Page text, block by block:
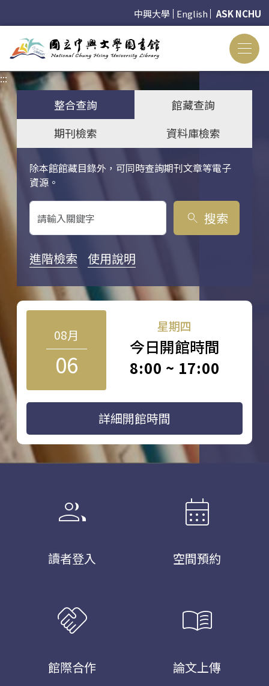
中興大學 English ASK NCHU
:::
整合查詢
館藏查詢
期刊檢索
資料庫檢索
除本館館藏目錄外，可同時查詢期刊文章等電子
資源。
關鍵字搜尋
search 搜索
進階檢索 使用說明
08月
06
星期四
今日開館時間
8:00 ~ 17:00
詳細開館時間
group
讀者登入
calendar_month
空間預約
handshake
館際合作
menu_book
論文上傳